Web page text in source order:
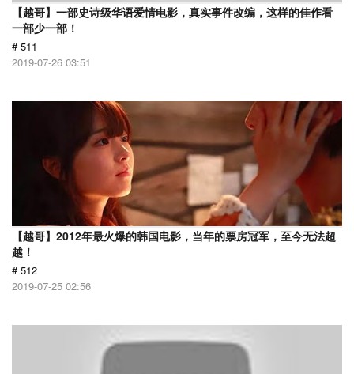
【越哥】一部史诗级华语爱情电影，真实事件改编，这样的佳作看
一部少一部！
# 511
2019-07-26 03:51
【越哥】2012年最火爆的韩国电影，当年的票房冠军，至今无法超
越！
# 512
2019-07-25 02:56